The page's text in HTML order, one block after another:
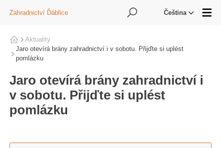
Zahradnictví Ďáblice Čeština
Domů
Aktuality
Jaro otevírá brány zahradnictví i v sobotu. Přijďte si uplést
pomlázku
Jaro otevírá brány zahradnictví i
v sobotu. Přijďte si uplést
pomlázku